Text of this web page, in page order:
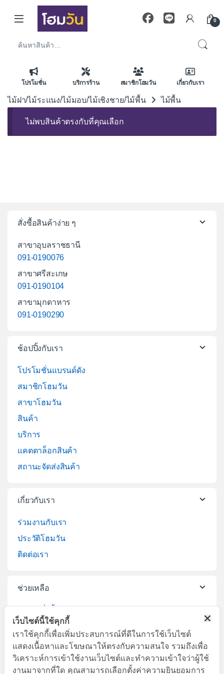
Skip to navigation
Skip to content
0
โปรโมชั่น บริการร้าน สมาชิกโฮมวัน เกี่ยวกับเรา
ไม้ฝา/ไม้ระแนง/ไม้มอบ/ไม้เชิงชาย/ไม้พื้น ไม้พื้น
ไม่พบสินค้าตรงกับที่คุณเลือก
สั่งซื้อสินค้าง่าย ๆ
สาขาอุบลราชธานี
091-0190076
สาขาศรีสะเกษ
091-0190104
สาขามุกดาหาร
091-0190290
ช้อปปิ้งกับเรา
โปรโมชั่นแบรนด์ดัง
สมาชิกโฮมวัน
สาขาโฮมวัน
สินค้า
บริการ
แคตตาล็อกสินค้า
สถานะจัดส่งสินค้า
เกี่ยวกับเรา
ร่วมงานกับเรา
ประวัติโฮมวัน
ติดต่อเรา
ช่วยเหลือ
บริการจัดส่งสินค้า
เปลี่ยนคืนสินค้า
เว็บไซต์นี้ใช้คุกกี้
เราใช้คุกกี้เพื่อเพิ่มประสบการณ์ที่ดีในการใช้เว็บไซต์
แสดงเนื้อหาและโฆษณาให้ตรงกับความสนใจ รวมถึงเพื่อ
วิเคราะห์การเข้าใช้งานเว็บไซต์และทำความเข้าใจว่าผู้ใช้
งานมาจากที่ใด คุณสามารถเลือกตั้งค่าความยินยอมการ